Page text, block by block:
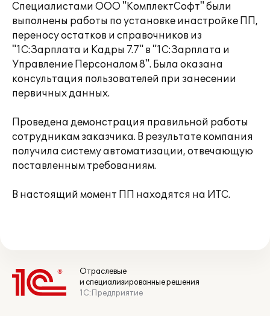
Специалистами ООО "КомплектСофт" были
выполнены работы по установке инастройке ПП,
переносу остатков и справочников из
"1С:Зарплата и Кадры 7.7" в "1С:Зарплата и
Управление Персоналом 8". Была оказана
консультация пользователей при занесении
первичных данных.
Проведена демонстрация правильной работы
сотрудникам заказчика. В результате компания
получила систему автоматизации, отвечающую
поставленным требованиям.
В настоящий момент ПП находятся на ИТС.
Отраслевые
и специализированные решения
1С:Предприятие